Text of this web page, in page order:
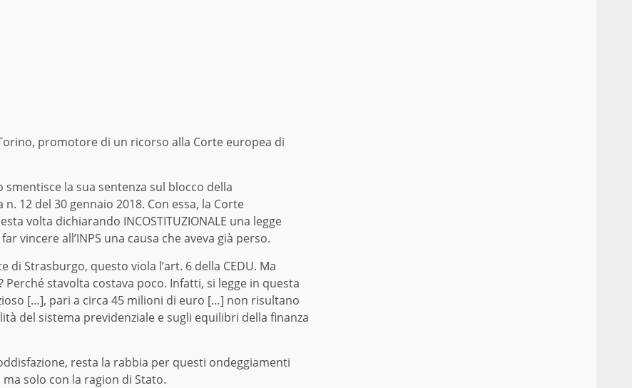
promotore di un ricorso alla Corte europea di
smentisce la sua sentenza sul blocco della
12 del 30 gennaio 2018. Con essa, la Corte
volta dichiarando INCOSTITUZIONALE una legge
all’INPS una causa che aveva già perso.
Strasburgo, questo viola l’art. 6 della CEDU. Ma
stavolta costava poco. Infatti, si legge in questa
[…], pari a circa 45 milioni di euro […] non risultano
del sistema previdenziale e sugli equilibri della finanza
resta la rabbia per questi ondeggiamenti
solo con la ragion di Stato.